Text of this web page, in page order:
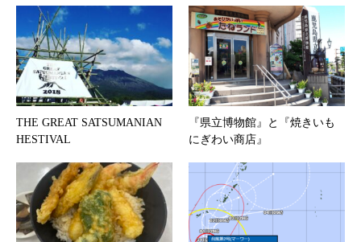
THE GREAT SATSUMANIAN
HESTIVAL
『県立博物館』と『焼きいも
にぎわい商店』